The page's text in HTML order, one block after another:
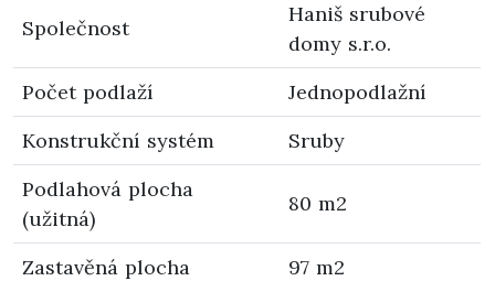
Společnost
Haniš srubové
domy s.r.o.
Počet podlaží
Jednopodlažní
Konstrukční systém
Sruby
Podlahová plocha
(užitná)
80 m2
Zastavěná plocha
97 m2